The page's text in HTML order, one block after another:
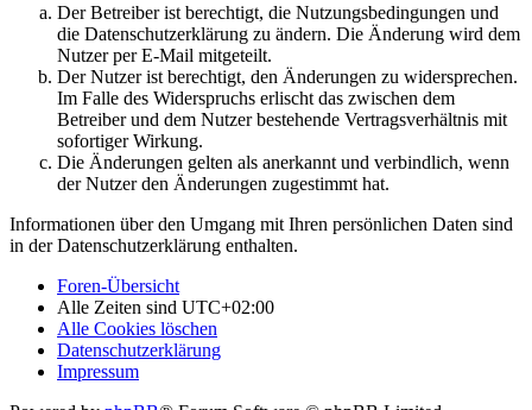
Der Betreiber ist berechtigt, die Nutzungsbedingungen und
die Datenschutzerklärung zu ändern. Die Änderung wird dem
Nutzer per E-Mail mitgeteilt.
Der Nutzer ist berechtigt, den Änderungen zu widersprechen.
Im Falle des Widerspruchs erlischt das zwischen dem
Betreiber und dem Nutzer bestehende Vertragsverhältnis mit
sofortiger Wirkung.
Die Änderungen gelten als anerkannt und verbindlich, wenn
der Nutzer den Änderungen zugestimmt hat.
Informationen über den Umgang mit Ihren persönlichen Daten sind
in der Datenschutzerklärung enthalten.
Foren-Übersicht
Alle Zeiten sind UTC+02:00
Alle Cookies löschen
Datenschutzerklärung
Impressum